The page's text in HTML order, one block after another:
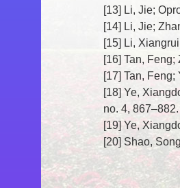
[13] Li, Jie;
[14] Li, Jie;
[15] Li,
[16] Tan,
[17] Tan,
[18] Ye,
no. 4, 867–882.
[19] Ye,
[20] Shao,